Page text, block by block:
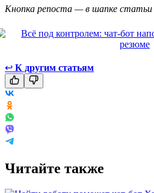
Кнопка репоста — в шапке статьи
↩ К другим статьям
Читайте также